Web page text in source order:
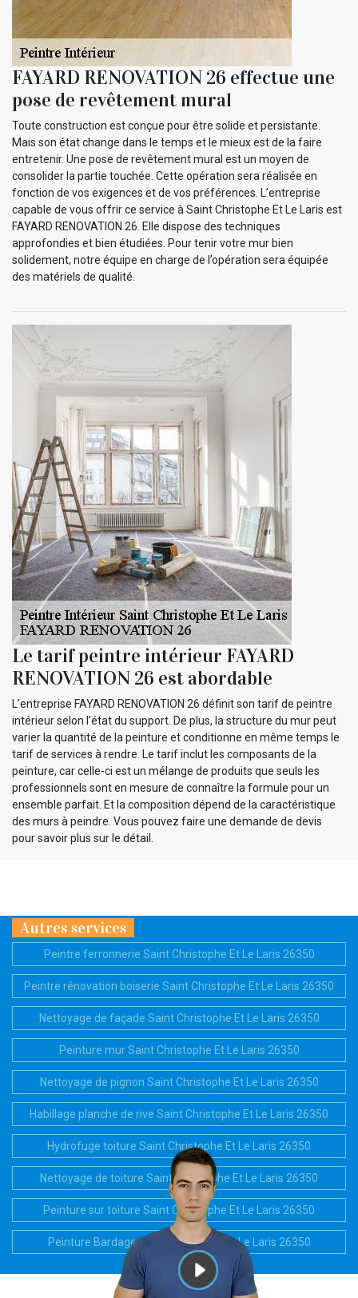
FAYARD RENOVATION 26 effectue une
pose de revêtement mural
Toute construction est conçue pour être solide et persistante.
Mais son état change dans le temps et le mieux est de la faire
entretenir. Une pose de revêtement mural est un moyen de
consolider la partie touchée. Cette opération sera réalisée en
fonction de vos exigences et de vos préférences. L’entreprise
capable de vous offrir ce service à Saint Christophe Et Le Laris est
FAYARD RENOVATION 26. Elle dispose des techniques
approfondies et bien étudiées. Pour tenir votre mur bien
solidement, notre équipe en charge de l’opération sera équipée
des matériels de qualité.
Le tarif peintre intérieur FAYARD
RENOVATION 26 est abordable
L’entreprise FAYARD RENOVATION 26 définit son tarif de peintre
intérieur selon l’état du support. De plus, la structure du mur peut
varier la quantité de la peinture et conditionne en même temps le
tarif de services à rendre. Le tarif inclut les composants de la
peinture, car celle-ci est un mélange de produits que seuls les
professionnels sont en mesure de connaître la formule pour un
ensemble parfait. Et la composition dépend de la caractéristique
des murs à peindre. Vous pouvez faire une demande de devis
pour savoir plus sur le détail.
Autres services
Peintre ferronnerie Saint Christophe Et Le Laris 26350
Peintre rénovation boiserie Saint Christophe Et Le Laris 26350
Nettoyage de façade Saint Christophe Et Le Laris 26350
Peinture mur Saint Christophe Et Le Laris 26350
Nettoyage de pignon Saint Christophe Et Le Laris 26350
Habillage planche de rive Saint Christophe Et Le Laris 26350
Hydrofuge toiture Saint Christophe Et Le Laris 26350
Nettoyage de toiture Saint Christophe Et Le Laris 26350
Peinture sur toiture Saint Christophe Et Le Laris 26350
Peinture Bardage Saint Christophe Et Le Laris 26350
indisponible